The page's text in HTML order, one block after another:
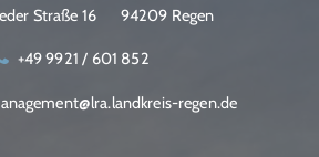
Straße 16
94209 Regen
+49 9921 / 601 852
regen.de